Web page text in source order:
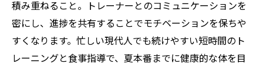
積み重ねること。トレーナーとのコミュニケーションを
密にし、進捗を共有することでモチベーションを保ちや
すくなります。忙しい現代人でも続けやすい短時間のト
レーニングと食事指導で、夏本番までに健康的な体を目